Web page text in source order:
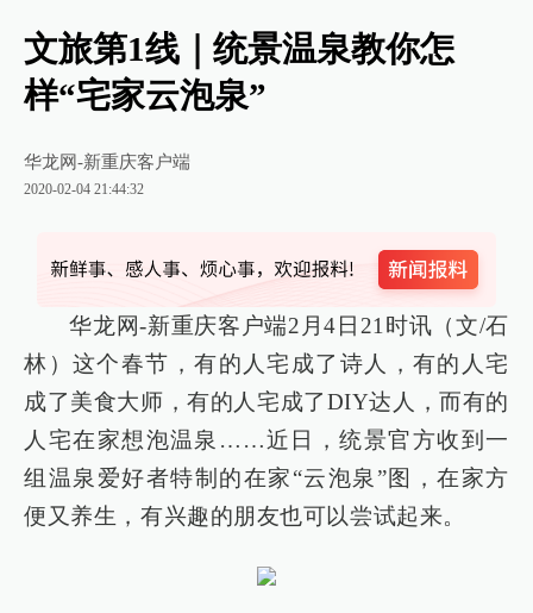
文旅第1线｜统景温泉教你怎
样“宅家云泡泉”
华龙网-新重庆客户端
2020-02-04 21:44:32
华龙网-新重庆客户端2月4日21时讯（文/石
林）这个春节，有的人宅成了诗人，有的人宅
成了美食大师，有的人宅成了DIY达人，而有的
人宅在家想泡温泉……近日，统景官方收到一
组温泉爱好者特制的在家“云泡泉”图，在家方
便又养生，有兴趣的朋友也可以尝试起来。